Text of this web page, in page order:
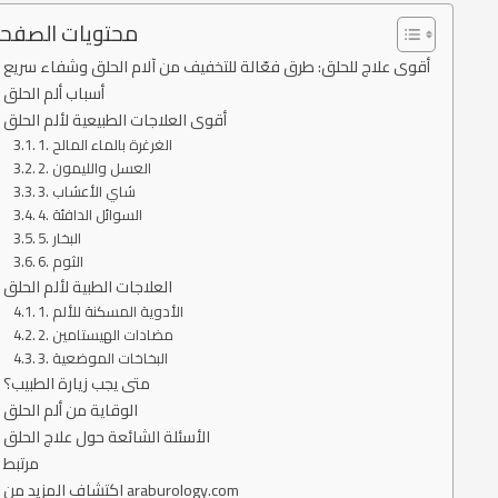
محتويات
أقوى علاج للحلق: طرق فعّالة للتخفيف من آلام الحلق وشفاء سريع
أسباب ألم الحلق
أقوى العلاجات الطبيعية لألم الحلق
1. الغرغرة بالماء المالح
2. العسل والليمون
3. شاي الأعشاب
4. السوائل الدافئة
5. البخار
6. الثوم
العلاجات الطبية لألم الحلق
1. الأدوية المسكنة للألم
2. مضادات الهيستامين
3. البخاخات الموضعية
متى يجب زيارة الطبيب؟
الوقاية من ألم الحلق
الأسئلة الشائعة حول علاج الحلق
مرتبط
اكتشاف المزيد من araburology.com